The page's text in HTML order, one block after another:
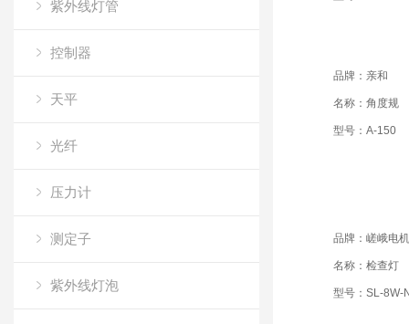
紫外线灯管
控制器
天平
光纤
压力计
测定子
紫外线灯泡
品牌：亲和
名称：角度规
型号：A-150
品牌：嵯峨电机
名称：检查灯
型号：SL-8W-